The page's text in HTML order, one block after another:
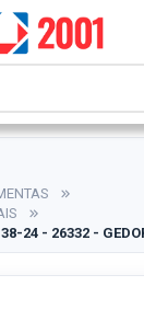
24 - 26332 -